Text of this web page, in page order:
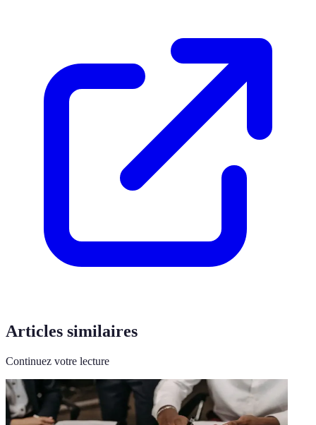
Articles similaires
Continuez votre lecture